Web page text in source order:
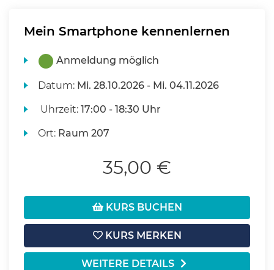
Mein Smartphone kennenlernen
Anmeldung möglich
Datum: Mi. 28.10.2026 - Mi. 04.11.2026
Uhrzeit:17:00 - 18:30 Uhr
Ort: Raum 207
35,00 €
KURS BUCHEN
KURS MERKEN
WEITERE DETAILS